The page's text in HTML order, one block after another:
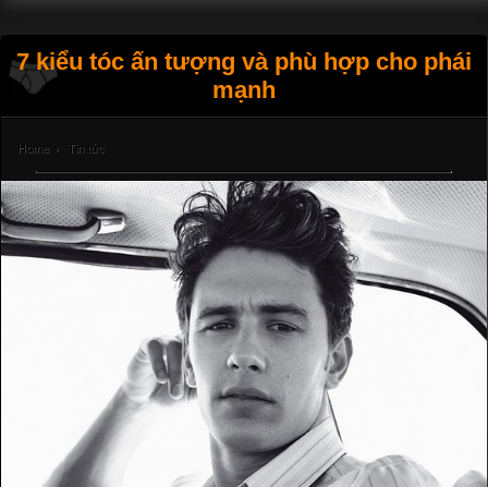
7 kiểu tóc ấn tượng và phù hợp cho phái
mạnh
Home › Tin tức